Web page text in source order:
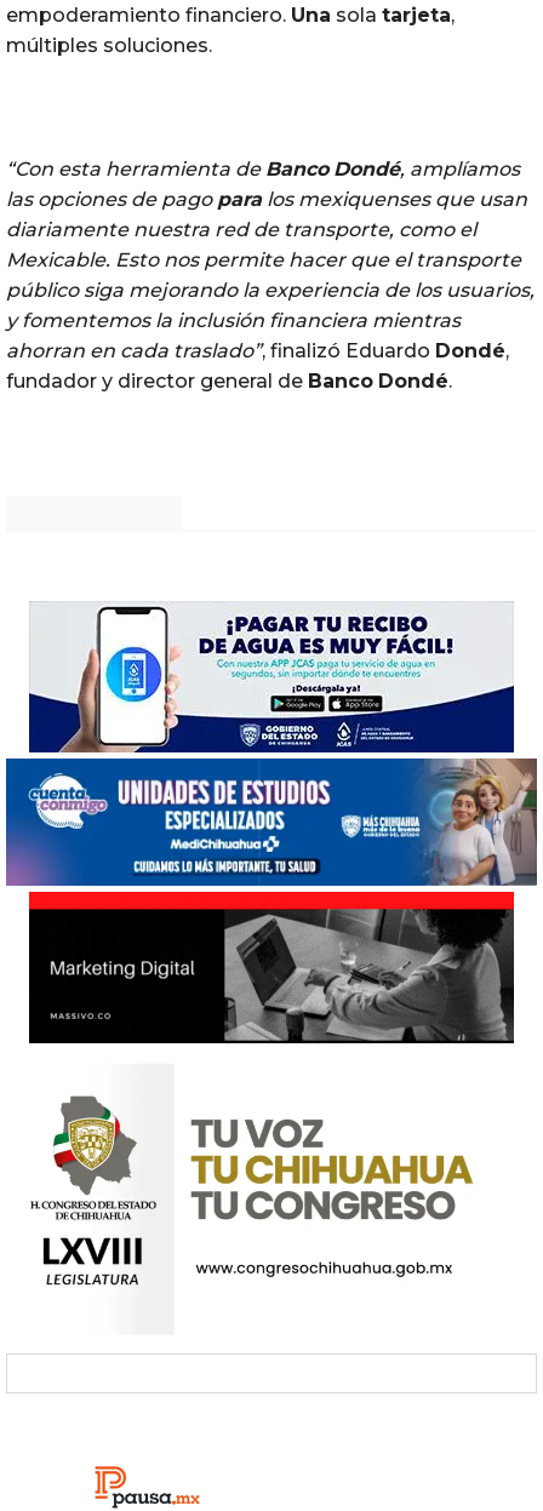
empoderamiento financiero. Una sola tarjeta,
múltiples soluciones.
“Con esta herramienta de Banco Dondé, amplíamos
las opciones de pago paralos mexiquenses que usan
diariamente nuestra red de transporte, como el
Mexicable. Esto nos permite hacer que el transporte
público siga mejorando la experiencia de los usuarios,
y fomentemos la inclusión financiera mientras
ahorran en cada traslado”, finalizó Eduardo Dondé,
fundador y director general de Banco Dondé.